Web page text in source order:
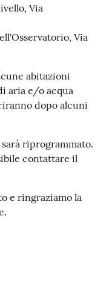
Via
Via
abitazioni
aria e/o acqua
dopo alcuni
riprogrammato.
contattare il
e ringraziamo la